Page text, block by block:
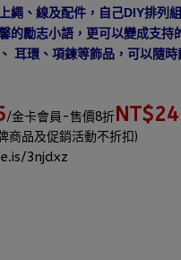
繩、線及配件，自己DIY排列
的勵志小語，更可以變成支持
耳環、項鍊等飾品，可以隨
/金卡會員-售價8折 NT$24
商品及促銷活動不折扣)
3njdxz